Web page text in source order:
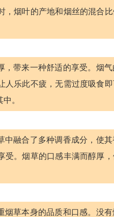
，烟叶的产地和烟丝的混合
带来一种舒适的享受。烟
人乐此不疲，无需过度吸食
。
中融合了多种调香成分，使
受。烟草的口感丰满而醇厚
烟草本身的品质和口感。没